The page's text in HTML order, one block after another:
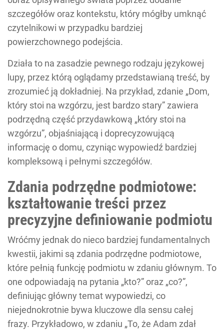
szczegółów oraz kontekstu, który mógłby umknąć
czytelnikowi w przypadku bardziej
powierzchownego podejścia.
Działa to na zasadzie pewnego rodzaju językowej
lupy, przez którą oglądamy przedstawianą treść, by
zrozumieć ją dokładniej. Na przykład, zdanie „Dom,
który stoi na wzgórzu, jest bardzo stary” zawiera
podrzędną część przydawkową „który stoi na
wzgórzu”, objaśniającą i doprecyzowującą
informację o domu, czyniąc wypowiedź bardziej
kompleksową i pełnymi szczegółów.
Zdania podrzędne podmiotowe:
kształtowanie treści przez
precyzyjne definiowanie podmiotu
Wróćmy jednak do nieco bardziej fundamentalnych
kwestii, jakimi są zdania podrzędne podmiotowe,
które pełnią funkcję podmiotu w zdaniu głównym. To
one odpowiadają na pytania „kto?” oraz „co?”,
definiując główny temat wypowiedzi, co
niejednokrotnie bywa kluczowe dla sensu całej
frazy. Przykładowo, w zdaniu „To, że Adam zdał